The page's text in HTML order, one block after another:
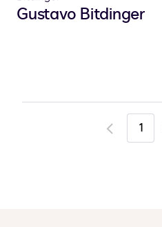
Gustavo Bitdinger
Go